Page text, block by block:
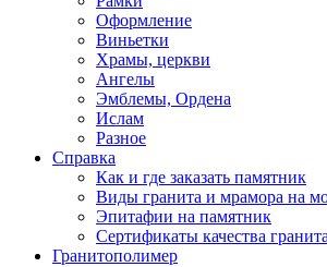
Оформление
Виньетки
Храмы, церкви
Ангелы
Эмблемы, Ордена
Ислам
Разное
Справка
Как и где заказать памятник
Виды гранита и мрамора на
Эпитафии на памятник
Сертификаты качества
Гранитополимер